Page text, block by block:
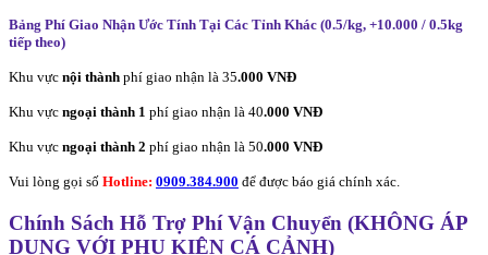
Bảng Phí Giao Nhận Ước Tính Tại Các Tỉnh Khác (0.5/kg, +10.000 / 0.5kg
tiếp theo)
Khu vực nội thành phí giao nhận là 35.000 VNĐ
Khu vực ngoại thành 1 phí giao nhận là 40.000 VNĐ
Khu vực ngoại thành 2 phí giao nhận là 50.000 VNĐ
Vui lòng gọi số Hotline: 0909.384.900 để được báo giá chính xác.
Chính Sách Hỗ Trợ Phí Vận Chuyển (KHÔNG ÁP
DỤNG VỚI PHỤ KIỆN CÁ CẢNH)